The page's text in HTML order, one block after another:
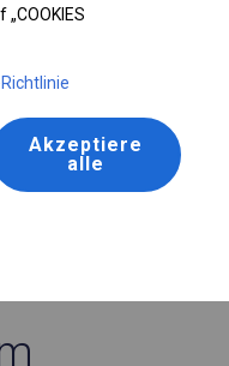
Akzeptiere
alle